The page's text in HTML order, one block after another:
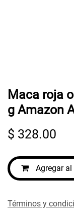
Maca roja
g Amazon
$ 328.00
Agregar
Términos y